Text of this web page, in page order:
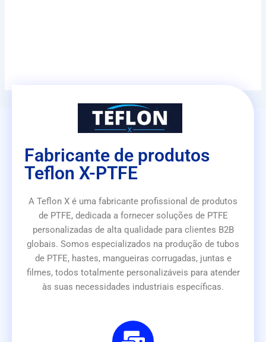
Fabricante de produtos
Teflon X-PTFE
A Teflon X é uma fabricante profissional de produtos
de PTFE, dedicada a fornecer soluções de PTFE
personalizadas de alta qualidade para clientes B2B
globais. Somos especializados na produção de tubos
de PTFE, hastes, mangueiras corrugadas, juntas e
filmes, todos totalmente personalizáveis para atender
às suas necessidades industriais específicas.